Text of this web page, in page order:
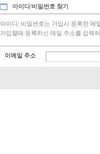
아이디/비밀번호 찾기
아이디/ 비밀번호는 가입시 등록한 메
가입할때 등록하신 메일 주소를 입력
이메일 주소